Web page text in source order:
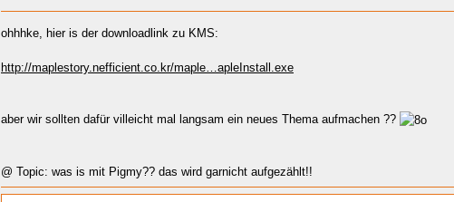
ohhhke, hier is der downloadlink zu KMS:
http://maplestory.nefficient.co.kr/maple…apleInstall.exe
aber wir sollten dafür villeicht mal langsam ein neues Thema aufmachen ??
@ Topic: was is mit Pigmy?? das wird garnicht aufgezählt!!